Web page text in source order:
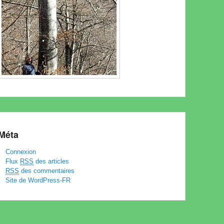
Connexion
Flux RSS des articles
RSS des commentaires
Site de WordPress-FR